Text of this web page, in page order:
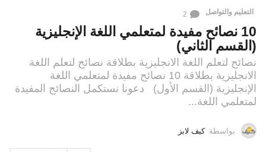
التعليم والتواصل 2
10 نصائح مفيدة لمتعلمي اللغة الإنجليزية
(القسم الثاني)
نصائح لتعلم اللغة الانجليزية بطلاقة نصائح لتعلم اللغة
الانجليزية بطلاقة 10 نصائح مفيدة لمتعلمي اللغة
الإنجليزية (القسم الأول) دعونا نستكمل النصائح المفيدة
لمتعلمي اللغة...
بواسطة كيف لابز